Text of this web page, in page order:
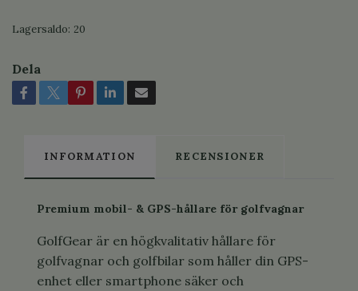
Lagersaldo: 20
Dela
INFORMATION RECENSIONER
Premium mobil- & GPS-hållare för golfvagnar
GolfGear är en högkvalitativ hållare för
golfvagnar och golfbilar som håller din GPS-
enhet eller smartphone säker och